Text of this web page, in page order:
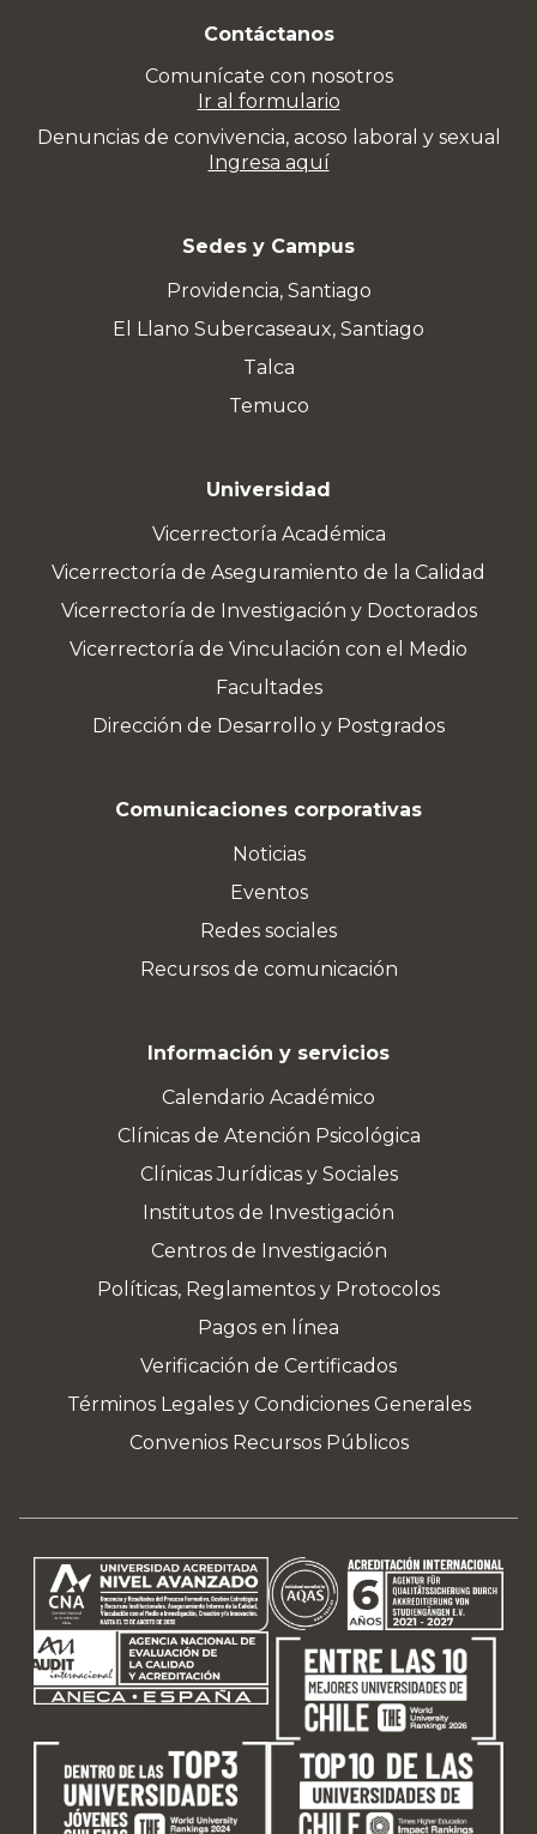
Contáctanos
Comunícate con nosotros
Ir al formulario
Denuncias de convivencia, acoso laboral y sexual
Ingresa aquí
Sedes y Campus
Providencia, Santiago
El Llano Subercaseaux, Santiago
Talca
Temuco
Universidad
Vicerrectoría Académica
Vicerrectoría de Aseguramiento de la Calidad
Vicerrectoría de Investigación y Doctorados
Vicerrectoría de Vinculación con el Medio
Facultades
Dirección de Desarrollo y Postgrados
Comunicaciones corporativas
Noticias
Eventos
Redes sociales
Recursos de comunicación
Información y servicios
Calendario Académico
Clínicas de Atención Psicológica
Clínicas Jurídicas y Sociales
Institutos de Investigación
Centros de Investigación
Políticas, Reglamentos y Protocolos
Pagos en línea
Verificación de Certificados
Términos Legales y Condiciones Generales
Convenios Recursos Públicos